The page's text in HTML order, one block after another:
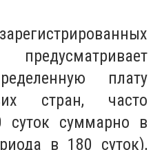
предусматривает
плату
стран, часто
суммарно в
в 180 суток),